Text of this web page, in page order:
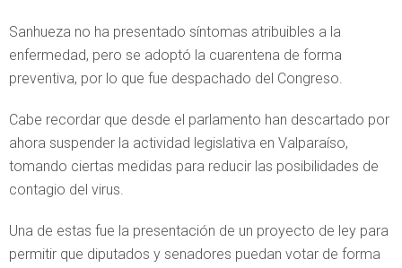
Sanhueza no ha presentado síntomas atribuibles a la
enfermedad, pero se adoptó la cuarentena de forma
preventiva, por lo que fue despachado del Congreso.
Cabe recordar que desde el parlamento han descartado por
ahora suspender la actividad legislativa en Valparaíso,
tomando ciertas medidas para reducir las posibilidades de
contagio del virus.
Una de estas fue la presentación de un proyecto de ley para
permitir que diputados y senadores puedan votar de forma